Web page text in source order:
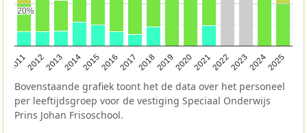
201120122013201420152016201720182019202020212022202320242025
20%
20%
Bovenstaande grafiek toont het de data over het personeel
per leeftijdsgroep voor de vestiging Speciaal Onderwijs
Prins Johan Frisoschool.